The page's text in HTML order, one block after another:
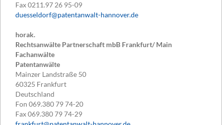
Fax0211.97 26 95-09
duesseldorf@patentanwalt-hannover.de
horak.
Rechtsanwälte Partnerschaft mbB Frankfurt/ Main
Fachanwälte
Patentanwälte
Mainzer Landstraße 50
60325 Frankfurt
Deutschland
Fon 069.380 79 74-20
Fax069.380 79 74-29